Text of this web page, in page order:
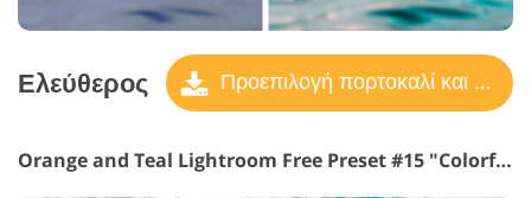
Ελεύθερος Προεπιλογή πορτοκαλί και γαλαζοπράσινο
Orange and Teal Lightroom Free Preset #15 "Colorful"